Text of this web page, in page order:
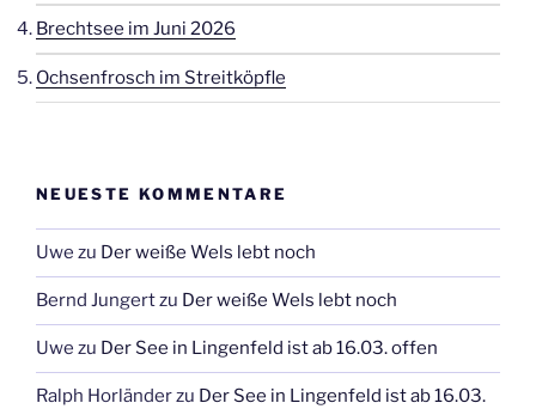
Brechtsee im Juni 2026
Ochsenfrosch im Streitköpfle
NEUESTE KOMMENTARE
Uwe zu Der weiße Wels lebt noch
Bernd Jungertzu Der weiße Wels lebt noch
Uwe zu Der See in Lingenfeld ist ab 16.03. offen
Ralph Horländerzu Der See in Lingenfeld ist ab 16.03.